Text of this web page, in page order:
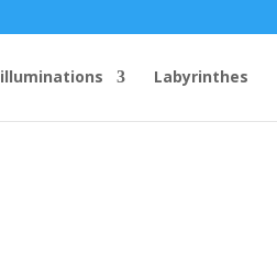
illuminations Labyrinthes